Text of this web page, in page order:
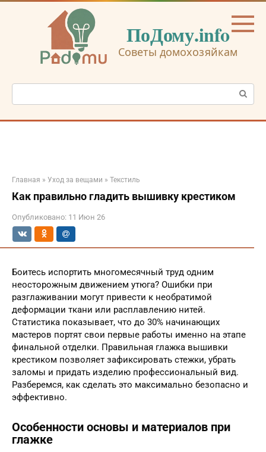
Перейти
ПоДому.info
Советы домохозяйкам
Поиск:
Главная » Уход за вещами » Текстиль
Как правильно гладить вышивку крестиком
Опубликовано: 11 Июн 26
Боитесь испортить многомесячный труд одним
неосторожным движением утюга? Ошибки при
разглаживании могут привести к необратимой
деформации ткани или расплавлению нитей.
Статистика показывает, что до 30% начинающих
мастеров портят свои первые работы именно на этапе
финальной отделки. Правильная глажка вышивки
крестиком позволяет зафиксировать стежки, убрать
заломы и придать изделию профессиональный вид.
Разберемся, как сделать это максимально безопасно и
эффективно.
Особенности основы и материалов при
глажке